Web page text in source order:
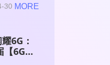
生态大
30 MORE
6G：
【6G星